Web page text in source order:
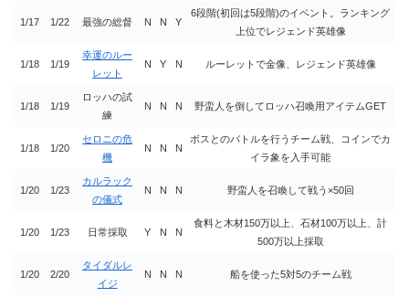
1/17 1/22 最強の総督 N N Y
6段階(初回は5段階)のイベント。ランキング
上位でレジェンド英雄像
1/18 1/19
幸運のルー
レット
N Y N ルーレットで金像、レジェンド英雄像
1/18 1/19
ロッハの試
練
N N N 野蛮人を倒してロッハ召喚用アイテムGET
1/18 1/20
セロニの危
機
N N N
ボスとのバトルを行うチーム戦、コインでカ
イラ象を入手可能
1/20 1/23
カルラック
の儀式
N N N 野蛮人を召喚して戦う×50回
1/20 1/23 日常採取 Y N N
食料と木材150万以上、石材100万以上、計
500万以上採取
1/20 2/20
タイダルレ
イジ
N N N 船を使った5対5のチーム戦